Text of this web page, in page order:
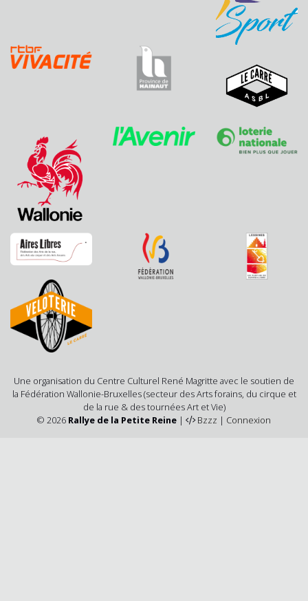
Une organisation du Centre Culturel René Magritte avec le soutien de
la Fédération Wallonie-Bruxelles (secteur des Arts forains, du cirque et
de la rue & des tournées Art et Vie)
© 2026 Rallye de la Petite Reine | Bzzz | Connexion